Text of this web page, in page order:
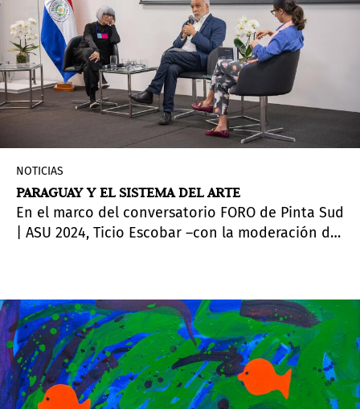
NOTICIAS
PARAGUAY Y EL SISTEMA DEL ARTE
En el marco del conversatorio FORO de Pinta Sud
| ASU 2024, Ticio Escobar –con la moderación de
Almada. El libro se presentó en CAF – Banco de
Desarrollo de América Latina y el Caribe.